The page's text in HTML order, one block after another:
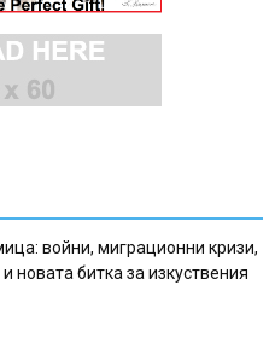
войни, миграционни кризи,
новата битка за изкуствения